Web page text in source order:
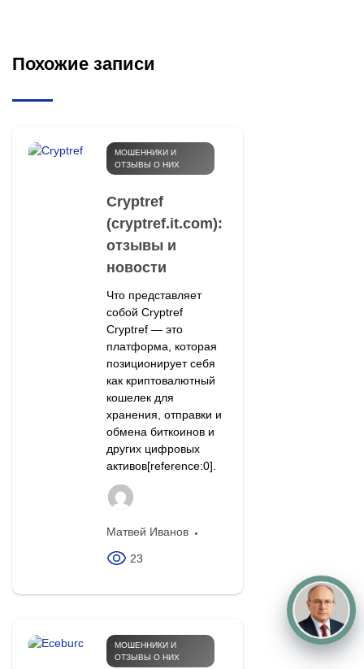
Похожие записи
МОШЕННИКИ И
ОТЗЫВЫ О НИХ
Cryptref
(cryptref.it.com):
отзывы и
новости
Что представляет
собой Cryptref
Cryptref — это
платформа, которая
позиционирует себя
как криптовалютный
кошелек для
хранения, отправки и
обмена биткоинов и
других цифровых
активов[reference:0].
Матвей Иванов
23
МОШЕННИКИ И
ОТЗЫВЫ О НИХ